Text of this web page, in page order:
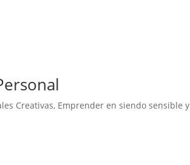
Creativas, Emprender en siendo sensible y